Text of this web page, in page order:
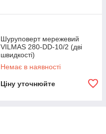
Шуруповерт мережевий
VILMAS 280-DD-10/2 (дві
швидкості)
Немає в наявності
Ціну уточнюйте